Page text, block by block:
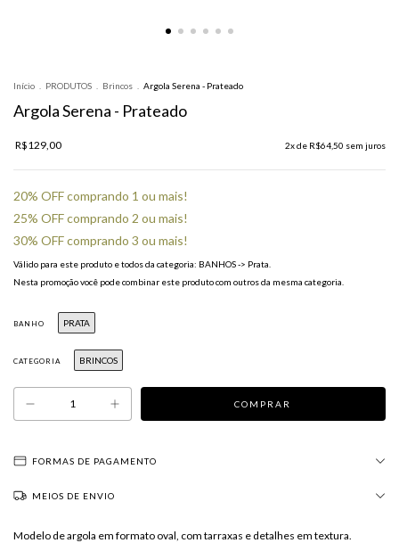
Início PRODUTOS Brincos Argola Serena - Prateado
Argola Serena - Prateado
R$129,00 2x de R$64,50 sem juros
20% OFF comprando 1 ou mais!
25% OFF comprando 2 ou mais!
30% OFF comprando 3 ou mais!
Válido para este produto e todos da categoria: BANHOS -> Prata.
Nesta promoção você pode combinar este produto com outros da mesma categoria.
BANHO PRATA
CATEGORIA BRINCOS
FORMAS DE PAGAMENTO
MEIOS DE ENVIO
Modelo de argola em formato oval, com tarraxas e detalhes em textura.